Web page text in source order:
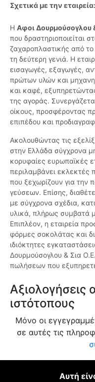
Σχετικά με την εταιρεία:
Η Αφοι Δουρμούσογλου
που δραστηριοποιείται
ζαχαροπλαστικής από
τη δεύτερη γενιά. Η
εισαγωγές, εξαγωγές,
πρώτων υλών και
και καφέ,
της αγοράς.
οίκους, προσφέροντας
επιπέδου και
Ακολουθώντας τις
στην Ελλάδα σύγχρονα
κορυφαίες ευρωπαϊκές
περιλαμβάνει εκλεκτές
που ξεχωρίζουν για την
γεύσεων. Επίσης,
με σύγχρονα σχέδια,
υλικά, πλήρως συμβατά
Επιπλέον, η εταιρεία
φόρμες σοκολάτας και
ιδιόκτητες
Δουρμούσογλου & Σια
πωλήσεων που
ιστότοπους
Μόνο οι
σε αυτές τις
Αυτή